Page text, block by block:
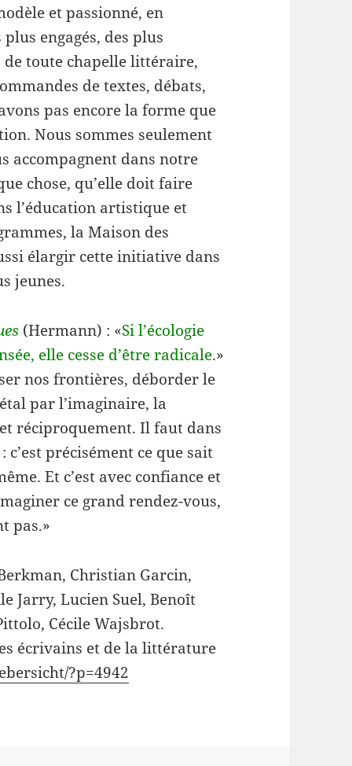
et passionné, en
engagés, des plus
de toute chapelle littéraire,
de textes, débats,
pas encore la forme que
Nous sommes seulement
accompagnent dans notre
chose, qu’elle doit faire
l’éducation artistique et
la Maison des
élargir cette initiative dans
jeunes.
(Hermann) : «Si l’écologie
elle cesse d’être radicale.»
nos frontières, déborder le
par l’imaginaire, la
réciproquement. Il faut dans
précisément ce que sait
Et c’est avec confiance et
ce grand rendez-vous,
pas.»
Christian Garcin,
Jarry, Lucien Suel, Benoît
Cécile Wajsbrot.
écrivains et de la littérature
?p=4942